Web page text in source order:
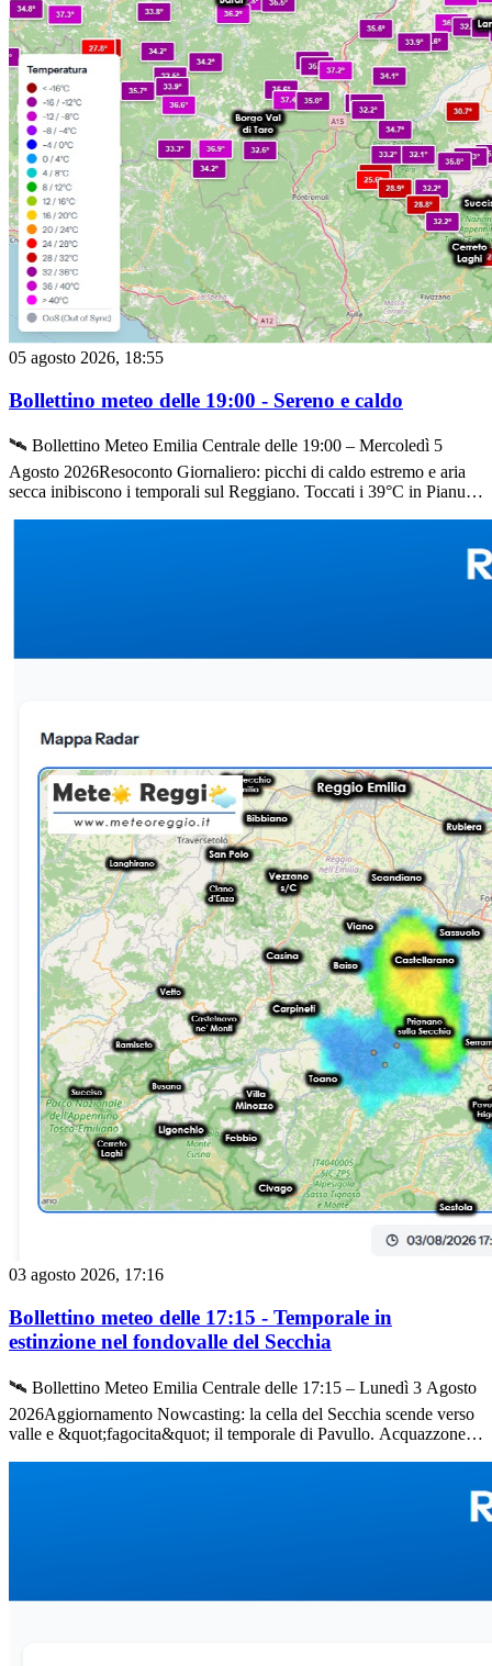
05 agosto 2026, 18:55
Bollettino meteo delle 19:00 - Sereno e caldo
🛰️ Bollettino Meteo Emilia Centrale delle 19:00 – Mercoledì 5
Agosto 2026Resoconto Giornaliero: picchi di caldo estremo e aria
secca inibiscono i temporali sul Reggiano. Toccati i 39°C in Pianura
Termometri Impazziti: Dalla Pianura all&#039;Alta MontagnaLa
città ha sfiorato il muro dei quaranta gradi, registrando un valore
l&#039;isoterma bollente ha letteralmente soffocato
l&#039;Appennino. Dato emblematico quello di Civago (1.000m),
dove il termometro è salito fino all&#039;incredibile cifra di 33,1°C,
segnando uno dei valori più alti della stagione per l&#039;alta valle
del Dolo.🌩️ Quadro Convenzionale: Niente temporali sul
ReggianoNonostante l&#039;enorme potenziale termico a
disposizione, lo sviluppo dei cumulonembi ha incontrato un ostacolo
insormontabile:Effetto &quot;secco&quot;: la presenza di
un&#039;aria decisamente secca nei bassi e medi strati ha
letteralmente inibito la spinta conformativa, impedendo alle nubi di
crescere a sufficienza sul territorio reggiano.Fenomeni ai confini: i
temporali sono così rimasti relegati alle province limitrofe di
Piacenza, Parma e Bologna.Situazione attuale: in questi minuti si
nota soltanto un piccolissimo tentativo di innesco poco oltre il nostro
confine occidentale, dove una timida cella temporalesca cerca di
accendersi alle spalle di Langhirano (PR), nei pressi di Tizzano Val
Parma. Un nucleo isolato che non sembra destinato ad avere riflessi
significativi sulla nostra provincia.🔮 Tendenza per la serata e la
notteNessun refrigerio all&#039;orizzonte per la serata.
L&#039;aria secca favorirà una dispersione del calore
marginalmente più rapida rispetto alle sere afose, ma le temperature
rimarranno ben sopra le medie del periodo per tutta la notte, con i
valori in pianura che faticheranno a scendere sotto i 25-26°C.A cura
03 agosto 2026, 17:16
Bollettino meteo delle 17:15 - Temporale in
estinzione nel fondovalle del Secchia
🛰️ Bollettino Meteo Emilia Centrale delle 17:15 – Lunedì 3 Agosto
2026Aggiornamento Nowcasting: la cella del Secchia scende verso
valle e &quot;fagocita&quot; il temporale di Pavullo. Acquazzone in
dell&#039;intensa fase di instabilità convettiva che sta interessando
CastellaranoLe immagini della rete radar e il riscontro visivo